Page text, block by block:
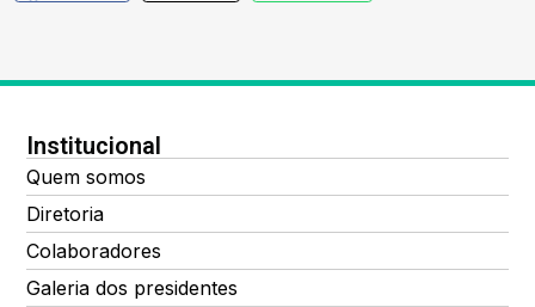
Institucional
Quem somos
Diretoria
Colaboradores
Galeria dos presidentes